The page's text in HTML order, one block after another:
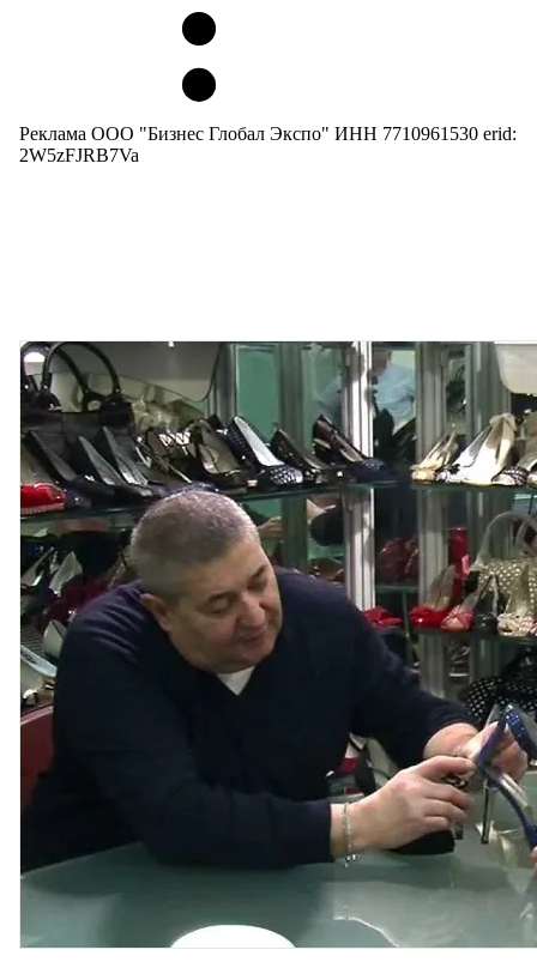
Реклама ООО "Бизнес Глобал Экспо" ИНН 7710961530 erid:
2W5zFJRB7Va